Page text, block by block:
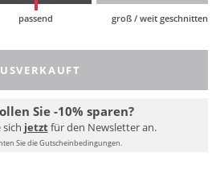
passend groß / weit geschnitten
Sie -10% sparen?
sich jetztfür den Newsletter an.
Sie die Gutscheinbedingungen.